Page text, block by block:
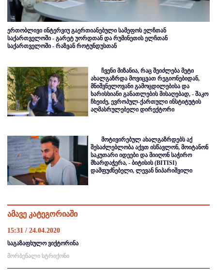
ერთობლივი ინტერვიუ გაერთიანებული სამეფოს ელჩთან
საქართველოში - გარეტ უორდთან და რუმინეთის ელჩთან
საქართველოში - რაზვან როტუნდუსთან
ჩვენი მიზანია, რაც შეიძლება მეტი
ახალგაზრდა მოვიცვათ რეგიონებიდან,
მნიშვნელოვანი გამოცდილებისა და
ხარისხიანი განათლების მისაღებად, - შაკო
ჩხეიძე, ევროპულ-ქართული ინსტიტუტის
აღმასრულებელი დირექტორი
მოტივირებულ ახალგაზრდებს აქ
შესაძლებლობა აქვთ ისწავლონ, მოიტანონ
საკუთარი იდეები და მიიღონ საჭირო
მხარდაჭერა, - ბიტისის (BITISI)
დამფუძნებელი, ლევან ნიპარიშვილი
ამავე კატეგორიაში
15:31 / 24.04.2020
საგაზაფხულო ვიქტორინა
მორბენალი სტრიქონი